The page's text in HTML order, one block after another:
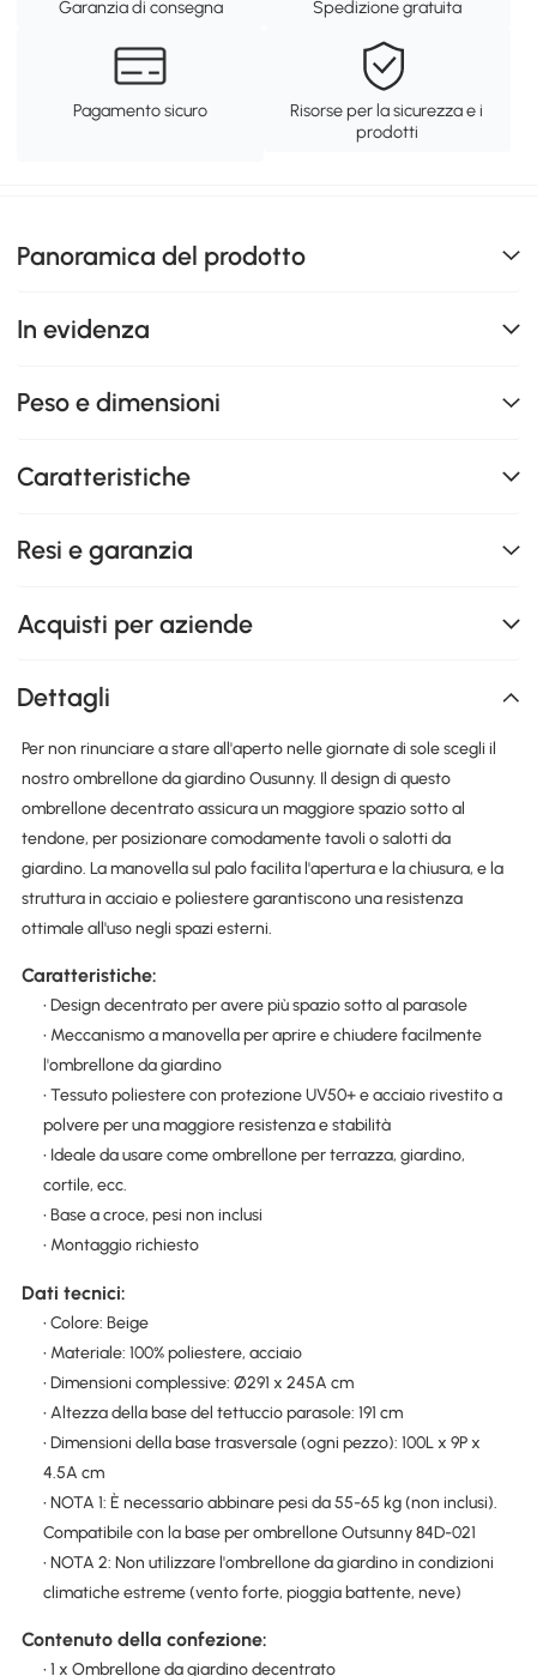
Garanzia di consegna Spedizione gratuita
Pagamento sicuro
Risorse per la sicurezza e i
prodotti
Panoramica del prodotto
In evidenza
Peso e dimensioni
Caratteristiche
Resi e garanzia
Acquisti per aziende
Dettagli
Per non rinunciare a stare all'aperto nelle giornate di sole scegli il
nostro ombrellone da giardino Ousunny. Il design di questo
ombrellone decentrato assicura un maggiore spazio sotto al
tendone, per posizionare comodamente tavoli o salotti da
giardino. La manovella sul palo facilita l'apertura e la chiusura, e la
struttura in acciaio e poliestere garantiscono una resistenza
ottimale all'uso negli spazi esterni.
Caratteristiche:
• Design decentrato per avere più spazio sotto al parasole
• Meccanismo a manovella per aprire e chiudere facilmente
l'ombrellone da giardino
• Tessuto poliestere con protezione UV50+ e acciaio rivestito a
polvere per una maggiore resistenza e stabilità
• Ideale da usare come ombrellone per terrazza, giardino,
cortile, ecc.
• Base a croce, pesi non inclusi
• Montaggio richiesto
Dati tecnici:
• Colore: Beige
• Materiale: 100% poliestere, acciaio
• Dimensioni complessive: Ø291 x 245A cm
• Altezza della base del tettuccio parasole: 191 cm
• Dimensioni della base trasversale (ogni pezzo): 100L x 9P x
4.5A cm
• NOTA 1: È necessario abbinare pesi da 55-65 kg (non inclusi).
Compatibile con la base per ombrellone Outsunny 84D-021
• NOTA 2: Non utilizzare l'ombrellone da giardino in condizioni
climatiche estreme (vento forte, pioggia battente, neve)
Contenuto della confezione:
• 1 x Ombrellone da giardino decentrato